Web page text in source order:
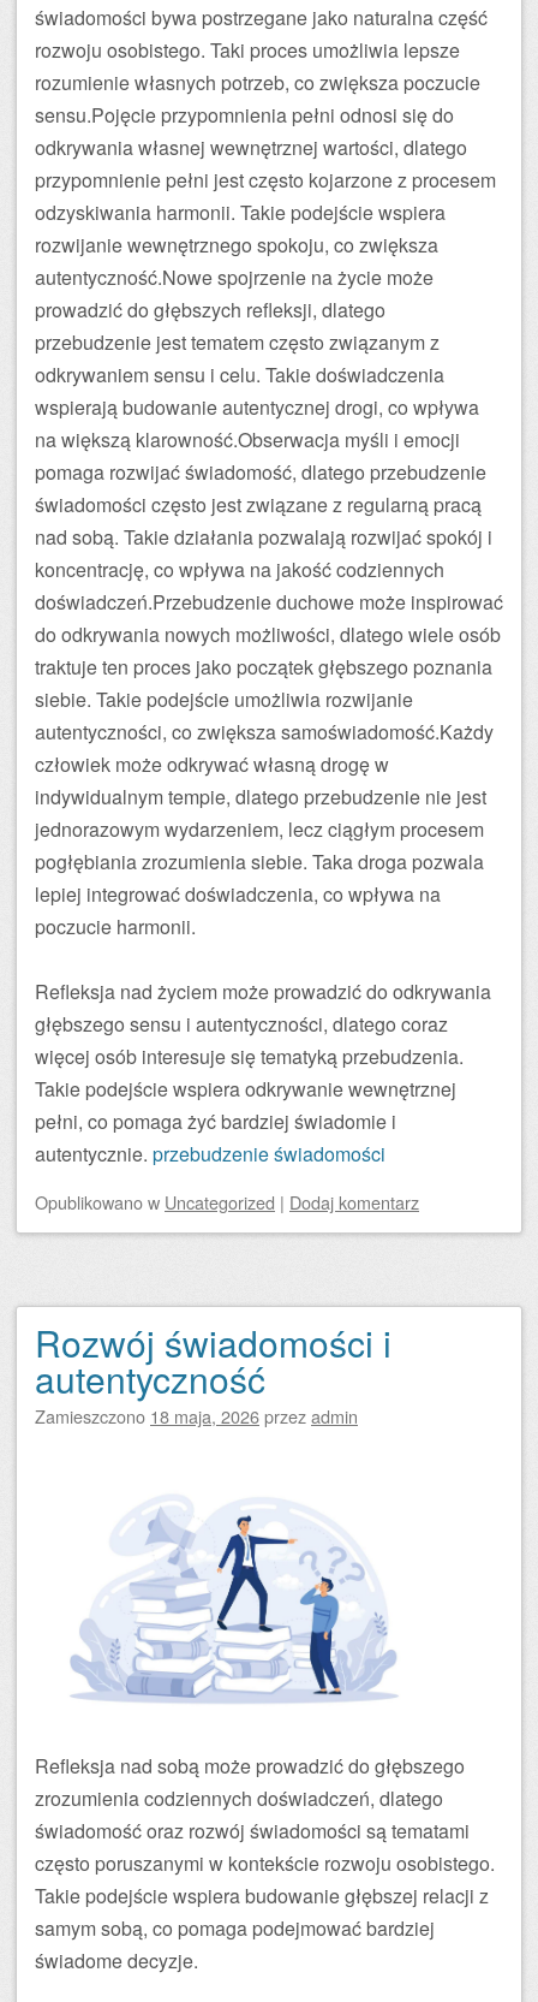
świadomości bywa postrzegane jako naturalna część
rozwoju osobistego. Taki proces umożliwia lepsze
rozumienie własnych potrzeb, co zwiększa poczucie
sensu.Pojęcie przypomnienia pełni odnosi się do
odkrywania własnej wewnętrznej wartości, dlatego
przypomnienie pełni jest często kojarzone z procesem
odzyskiwania harmonii. Takie podejście wspiera
rozwijanie wewnętrznego spokoju, co zwiększa
autentyczność.Nowe spojrzenie na życie może
prowadzić do głębszych refleksji, dlatego
przebudzenie jest tematem często związanym z
odkrywaniem sensu i celu. Takie doświadczenia
wspierają budowanie autentycznej drogi, co wpływa
na większą klarowność.Obserwacja myśli i emocji
pomaga rozwijać świadomość, dlatego przebudzenie
świadomości często jest związane z regularną pracą
nad sobą. Takie działania pozwalają rozwijać spokój i
koncentrację, co wpływa na jakość codziennych
doświadczeń.Przebudzenie duchowe może inspirować
do odkrywania nowych możliwości, dlatego wiele osób
traktuje ten proces jako początek głębszego poznania
siebie. Takie podejście umożliwia rozwijanie
autentyczności, co zwiększa samoświadomość.Każdy
człowiek może odkrywać własną drogę w
indywidualnym tempie, dlatego przebudzenie nie jest
jednorazowym wydarzeniem, lecz ciągłym procesem
pogłębiania zrozumienia siebie. Taka droga pozwala
lepiej integrować doświadczenia, co wpływa na
poczucie harmonii.
Refleksja nad życiem może prowadzić do odkrywania
głębszego sensu i autentyczności, dlatego coraz
więcej osób interesuje się tematyką przebudzenia.
Takie podejście wspiera odkrywanie wewnętrznej
pełni, co pomaga żyć bardziej świadomie i
autentycznie. przebudzenie świadomości
Opublikowanow Uncategorized | Dodaj komentarz
Rozwój świadomości i
autentyczność
Zamieszczono 18 maja, 2026przezadmin
Refleksja nad sobą może prowadzić do głębszego
zrozumienia codziennych doświadczeń, dlatego
świadomość oraz rozwój świadomości są tematami
często poruszanymi w kontekście rozwoju osobistego.
Takie podejście wspiera budowanie głębszej relacji z
samym sobą, co pomaga podejmować bardziej
świadome decyzje.